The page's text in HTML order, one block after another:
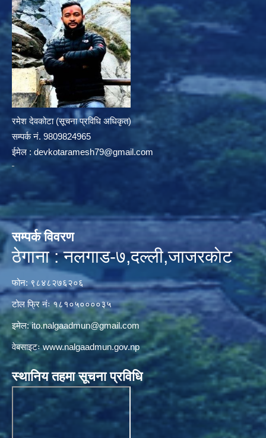
रमेश देवकोटा (सूचना प्रविधि अधिकृत)
सम्पर्क न‌ं. 9809824965
ईमेल : devkotaramesh79@gmail.com
सम्पर्क विवरण
ठेगाना : नलगाड-७,दल्ली,जाजरकाेट
फोन: ९८४८२७६२०६
टोल फ्रि नंः १८१०५००००३५
इमेल:ito.nalgaadmun@gmail.com
वेबसाइटःwww.nalgaadmun.gov.np
स्थानिय तहमा सूचना प्रविधि